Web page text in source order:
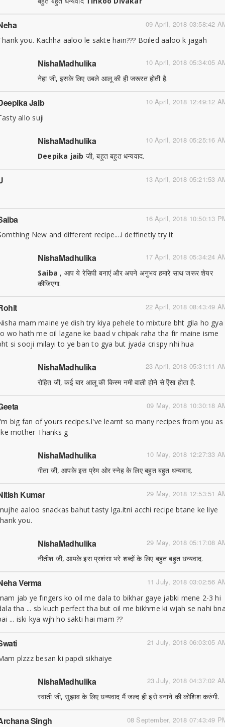
09 April, 2018 03:58:42
you. Kachha aaloo le sakte hain??? Boiled aaloo k jagah
10 April, 2018 05:34:05
NishaMadhulika
नेहा जी, इसके लिए उबले आलू की ही जरूरत होती है.
10 April, 2018 12:49:12
Jaib
allo suji
10 April, 2018 05:25:16
NishaMadhulika
Deepika jaib जी, बहुत बहुत धन्यवाद.
13 April, 2018 05:21:53
16 April, 2018 10:50:13
New and different recipe....i deffinetly try it
17 April, 2018 05:34:24
NishaMadhulika
Saiba , आप ये रेसिपी बनाएं और अपने अनुभव हमारे साथ जरूर शेयर
कीजिएगा.
22 April, 2018 08:43:49
mam maine ye dish try kiya pehele to mixture bht gila ho gya
wo hath me oil lagane ke baad v chipak raha tha fir maine isme
si sooji milayi to ye ban to gya but jyada crispy nhi hua
23 April, 2018 05:31:11
NishaMadhulika
रोहित जी, कई बार आलू की किस्म नमी वाली होने से ऎसा होता है.
09 May, 2018 10:30:18
big fan of yours recipes.I've learnt so many recipes from you as
mother Thanks g
10 May, 2018 12:27:33
NishaMadhulika
गीता जी, आपके इस प्रेम ओर स्नेह के लिए बहुत बहुत धन्यवाद.
29 May, 2018 12:53:51
Kumar
aaloo snackas bahut tasty lga.itni acchi recipe btane ke liye
you.
29 May, 2018 05:17:08
NishaMadhulika
नीतीश जी, आपके इस प्रशंसा भरे शब्दों के लिए बहुत बहुत धन्यवाद.
11 July, 2018 03:02:56
Verma
jab ye fingers ko oil me dala to bikhar gaye jabki mene 2-3 hi
tha ... sb kuch perfect tha but oil me bikhrne ki wjah se nahi
... iski kya wjh ho sakti hai mam ??
21 July, 2018 06:03:05
plzzz besan ki papdi sikhaiye
23 July, 2018 04:37:02
NishaMadhulika
स्वाती जी, सुझाव के लिए धन्यवाद मैं जल्द ही इसे बनाने की कोशिश करुंगी.
08 September, 2018 07:43:49
Singh